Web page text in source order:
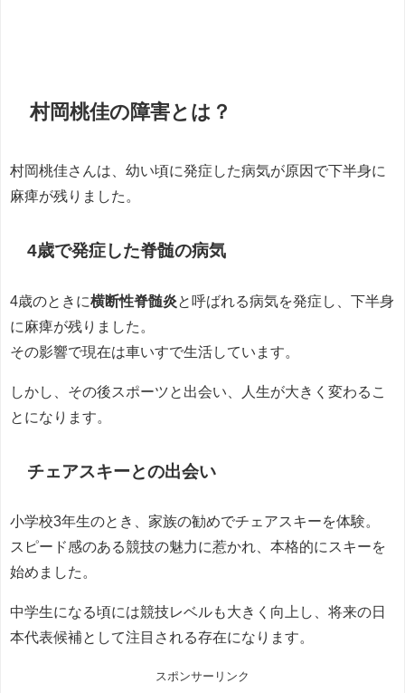
村岡桃佳の障害とは？
村岡桃佳さんは、幼い頃に発症した病気が原因で下半身に
麻痺が残りました。
4歳で発症した脊髄の病気
4歳のときに横断性脊髄炎と呼ばれる病気を発症し、下半身
に麻痺が残りました。
その影響で現在は車いすで生活しています。
しかし、その後スポーツと出会い、人生が大きく変わるこ
とになります。
チェアスキーとの出会い
小学校3年生のとき、家族の勧めでチェアスキーを体験。
スピード感のある競技の魅力に惹かれ、本格的にスキーを
始めました。
中学生になる頃には競技レベルも大きく向上し、将来の日
本代表候補として注目される存在になります。
スポンサーリンク